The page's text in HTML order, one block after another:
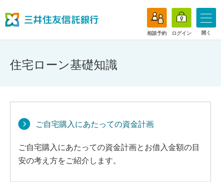
相談予約 ログイン 開く
住宅ローン基礎知識
ご自宅購入にあたっての資金計画
ご自宅購入にあたっての資金計画とお借入金額の目
安の考え方をご紹介します。